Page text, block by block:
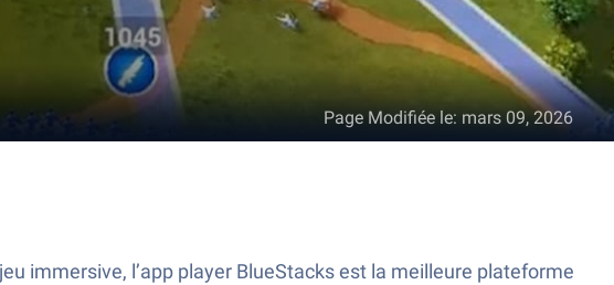
Page Modifiée le: mars 09, 2026
immersive, l’app player BlueStacks est la meilleure plateforme